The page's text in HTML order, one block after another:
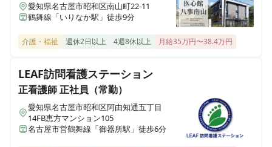
愛知県名古屋市昭和区南山町22-11
鶴舞線「いりなか駅」徒歩9分
介護・福祉 週休2日以上 4週8休以上 月給35万円〜38.4万円
LEAF訪問看護ステーション
正看護師正社員（常勤）
愛知県名古屋市昭和区阿由知通五丁目
14FB恵方マンション105
名古屋市営鶴舞線「御器所駅」徒歩6分